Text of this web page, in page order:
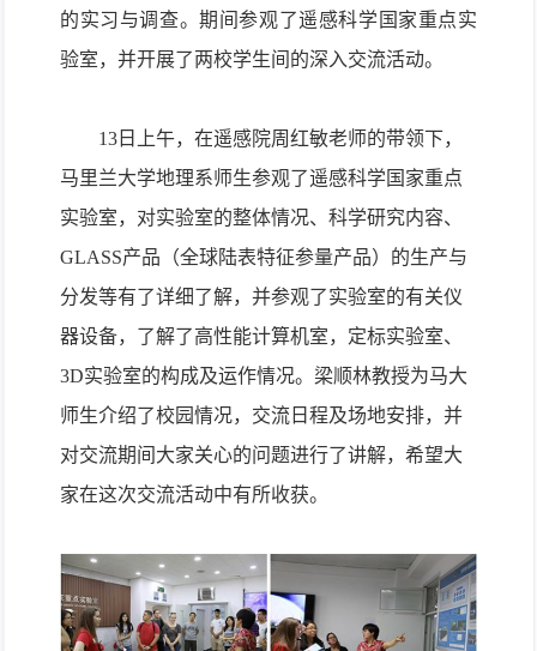
的实习与调查。期间参观了遥感科学国家重点实
验室，并开展了两校学生间的深入交流活动。
13日上午，在遥感院周红敏老师的带领下，
马里兰大学地理系师生参观了遥感科学国家重点
实验室，对实验室的整体情况、科学研究内容、
GLASS产品（全球陆表特征参量产品）的生产与
分发等有了详细了解，并参观了实验室的有关仪
器设备，了解了高性能计算机室，定标实验室、
3D实验室的构成及运作情况。梁顺林教授为马大
师生介绍了校园情况，交流日程及场地安排，并
对交流期间大家关心的问题进行了讲解，希望大
家在这次交流活动中有所收获。